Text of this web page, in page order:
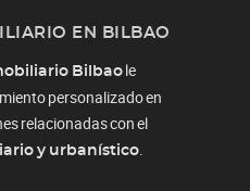
EN BILBAO
Bilbaole
personalizado en
relacionadas con el
y urbanístico.